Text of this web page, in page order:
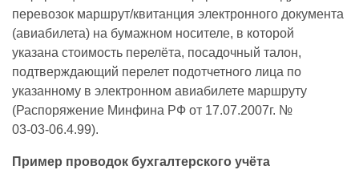
перевозок маршрут/квитанция электронного документа
(авиабилета) на бумажном носителе, в которой
указана стоимость перелёта, посадочный талон,
подтверждающий перелет подотчетного лица по
указанному в электронном авиабилете маршруту
(Распоряжение Минфина РФ от 17.07.2007г. №
03-03-06.4.99).
Пример проводок бухгалтерского учёта